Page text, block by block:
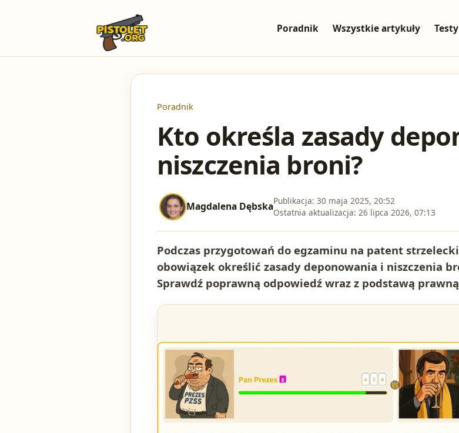
Poradnik Wszystkie artykuły
Poradnik
Kto określa zasady
niszczenia broni?
Magdalena DębskaPublikacja: 30 maja 2025, 20:52
Ostatnia aktualizacja: 26 lipca 2026, 07:13
Podczas przygotowań do egzaminu na patent
obowiązek określić zasady deponowania i niszczenia
Sprawdź poprawną odpowiedź wraz z podstawą